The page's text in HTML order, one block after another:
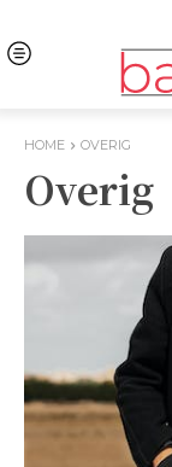
HOME OVERIG
Overig